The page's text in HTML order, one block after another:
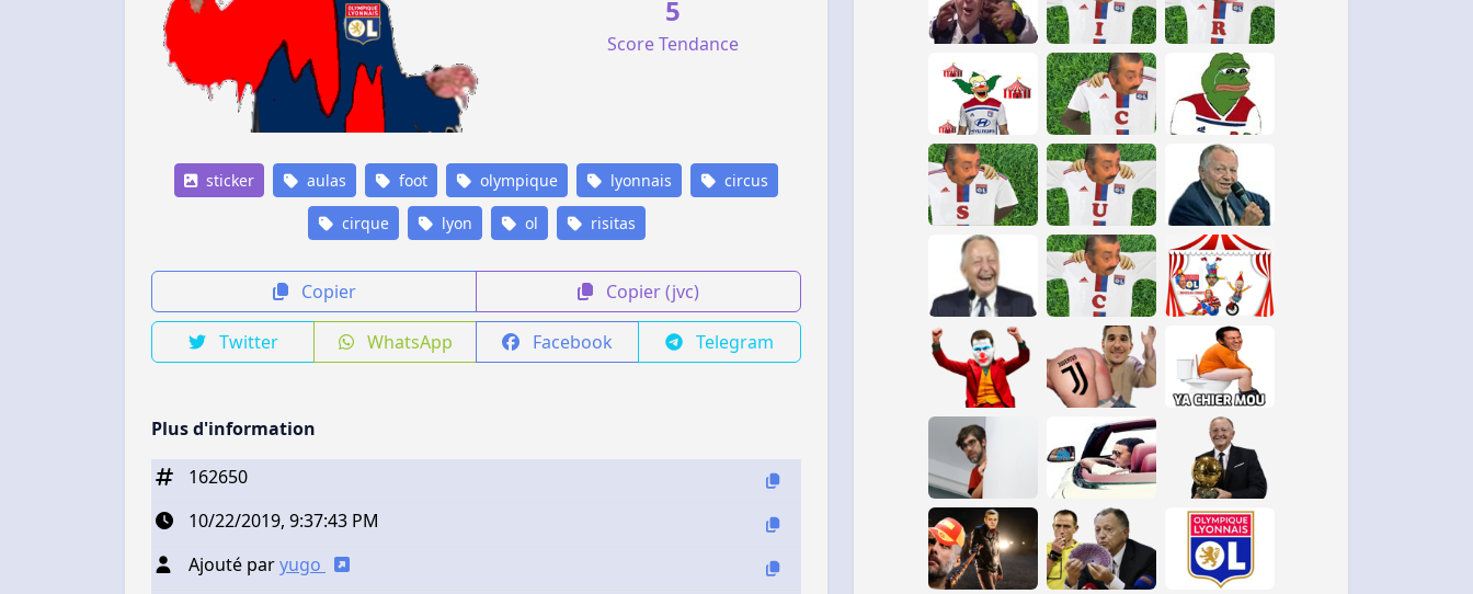
5
Score Tendance
sticker aulas foot olympique lyonnais circus
cirque lyon ol risitas
Copier Copier (jvc)
Twitter WhatsApp Facebook Telegram
Plus d'information
162650
10/22/2019, 9:37:43 PM
Ajouté paryugo